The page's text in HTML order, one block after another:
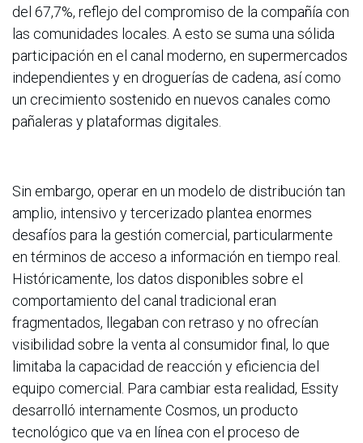
del 67,7%, reflejo del compromiso de la compañía con
las comunidades locales. A esto se suma una sólida
participación en el canal moderno, en supermercados
independientes y en droguerías de cadena, así como
un crecimiento sostenido en nuevos canales como
pañaleras y plataformas digitales.
Sin embargo, operar en un modelo de distribución tan
amplio, intensivo y tercerizado plantea enormes
desafíos para la gestión comercial, particularmente
en términos de acceso a información en tiempo real.
Históricamente, los datos disponibles sobre el
comportamiento del canal tradicional eran
fragmentados, llegaban con retraso y no ofrecían
visibilidad sobre la venta al consumidor final, lo que
limitaba la capacidad de reacción y eficiencia del
equipo comercial. Para cambiar esta realidad, Essity
desarrolló internamente Cosmos, un producto
tecnológico que va en línea con el proceso de